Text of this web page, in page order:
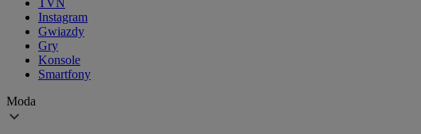
TVN
Instagram
Gwiazdy
Gry
Konsole
Smartfony
Moda